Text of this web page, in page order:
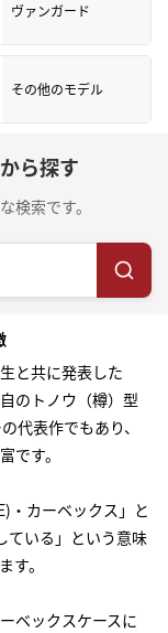
ヴァンガード
その他のモデル
から探す
検索です。
と共に発表した
のトノウ（樽）型
代表作でもあり、
です。
・カーベックス」と
ている」という意味
す。
ベックスケースに